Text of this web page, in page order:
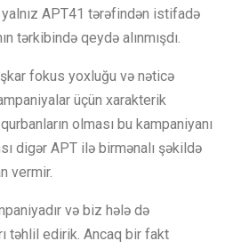
yalnız APT41 tərəfindən istifadə
tərkibində qeydə alınmışdı.
fokus yoxluğu və nəticə
üçün xarakterik
olması bu kampaniyanı
digər APT ilə birmənalı şəkildə
vermir.
və biz hələ də
təhlil edirik. Ancaq bir fakt